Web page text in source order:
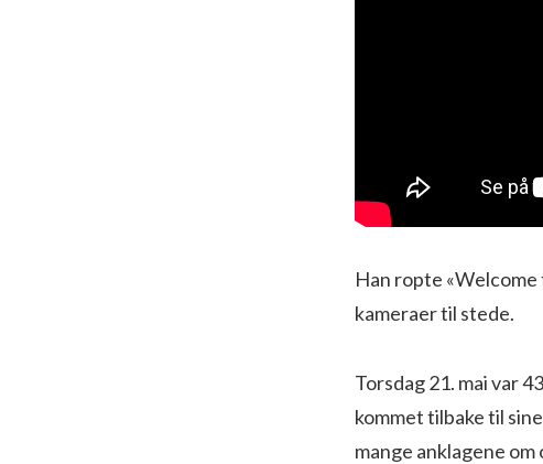
Han ropte
kameraer til stede.
Torsdag 21. mai var
kommet tilbake til
mange anklagene